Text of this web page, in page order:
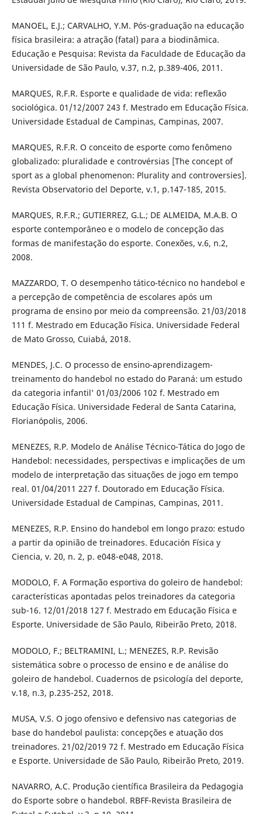
MANOEL, E.J.; CARVALHO, Y.M. Pós-graduação na educação
física brasileira: a atração (fatal) para a biodinâmica.
Educação e Pesquisa: Revista da Faculdade de Educação da
Universidade de São Paulo, v.37, n.2, p.389-406, 2011.
MARQUES, R.F.R. Esporte e qualidade de vida: reflexão
sociológica. 01/12/2007 243 f. Mestrado em Educação Física.
Universidade Estadual de Campinas, Campinas, 2007.
MARQUES, R.F.R. O conceito de esporte como fenômeno
globalizado: pluralidade e controvérsias [The concept of
sport as a global phenomenon: Plurality and controversies].
Revista Observatorio del Deporte, v.1, p.147-185, 2015.
MARQUES, R.F.R.; GUTIERREZ, G.L.; DE ALMEIDA, M.A.B. O
esporte contemporâneo e o modelo de concepção das
formas de manifestação do esporte. Conexões, v.6, n.2,
2008.
MAZZARDO, T. O desempenho tático-técnico no handebol e
a percepção de competência de escolares após um
programa de ensino por meio da compreensão. 21/03/2018
111 f. Mestrado em Educação Física. Universidade Federal
de Mato Grosso, Cuiabá, 2018.
MENDES, J.C. O processo de ensino-aprendizagem-
treinamento do handebol no estado do Paraná: um estudo
da categoria infantil' 01/03/2006 102 f. Mestrado em
Educação Física. Universidade Federal de Santa Catarina,
Florianópolis, 2006.
MENEZES, R.P. Modelo de Análise Técnico-Tática do Jogo de
Handebol: necessidades, perspectivas e implicações de um
modelo de interpretação das situações de jogo em tempo
real. 01/04/2011 227 f. Doutorado em Educação Física.
Universidade Estadual de Campinas, Campinas, 2011.
MENEZES, R.P. Ensino do handebol em longo prazo: estudo
a partir da opinião de treinadores. Educación Física y
Ciencia, v. 20, n. 2, p. e048-e048, 2018.
MODOLO, F. A Formação esportiva do goleiro de handebol:
características apontadas pelos treinadores da categoria
sub-16. 12/01/2018 127 f. Mestrado em Educação Física e
Esporte. Universidade de São Paulo, Ribeirão Preto, 2018.
MODOLO, F.; BELTRAMINI, L.; MENEZES, R.P. Revisão
sistemática sobre o processo de ensino e de análise do
goleiro de handebol. Cuadernos de psicología del deporte,
v.18, n.3, p.235-252, 2018.
MUSA, V.S. O jogo ofensivo e defensivo nas categorias de
base do handebol paulista: concepções e atuação dos
treinadores. 21/02/2019 72 f. Mestrado em Educação Física
e Esporte. Universidade de São Paulo, Ribeirão Preto, 2019.
NAVARRO, A.C. Produção científica Brasileira da Pedagogia
do Esporte sobre o handebol. RBFF-Revista Brasileira de